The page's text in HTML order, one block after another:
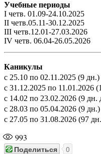
Учебные периоды
I четв. 01.09-24.10.2025
II четв.05.11-30.12.2025
III четв.12.01-27.03.2026
IV четв. 06.04-26.05.2026
Каникулы
с 25.10 по 02.11.2025 (9 дн.)
с 31.12.2025 по 11.01.2026
с 14.02 по 23.02.2026 (9 дн.
с 28.03 по 05.04.2026 (9 дн.)
с 27.05 по 31.08.2026 (97
993
Поделиться 0